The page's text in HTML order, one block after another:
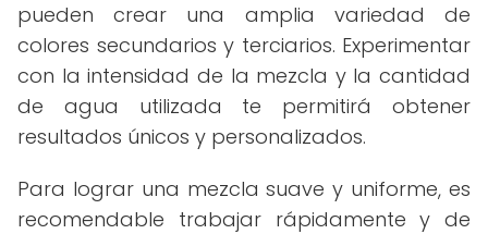
pueden crear una amplia variedad de
colores secundarios y terciarios. Experimentar
con la intensidad de la mezcla y la cantidad
de agua utilizada te permitirá obtener
resultados únicos y personalizados.
Para lograr una mezcla suave y uniforme, es
recomendable trabajar rápidamente y de